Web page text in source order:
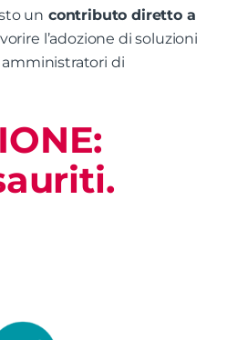
un contributo diretto a
l’adozione di soluzioni
di